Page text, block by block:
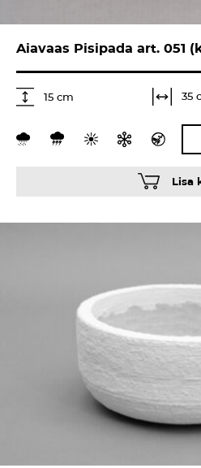
Aiavaas Pisipada art. 051
15 cm 35
Lisa